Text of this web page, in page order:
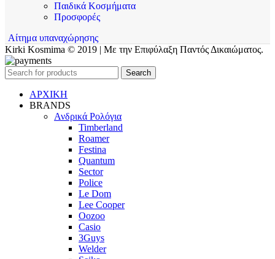
Παιδικά Κοσμήματα
Προσφορές
Αίτημα υπαναχώρησης
Kirki Kosmima © 2019 | Με την Επιφύλαξη Παντός Δικαιώματος.
Search
ΑΡΧΙΚΗ
BRANDS
Ανδρικά Ρολόγια
Timberland
Roamer
Festina
Quantum
Sector
Police
Le Dom
Lee Cooper
Oozoo
Casio
3Guys
Welder